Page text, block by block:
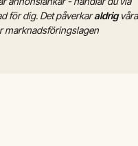
för dig. Det påverkaraldrigvåra
marknadsföringslagen